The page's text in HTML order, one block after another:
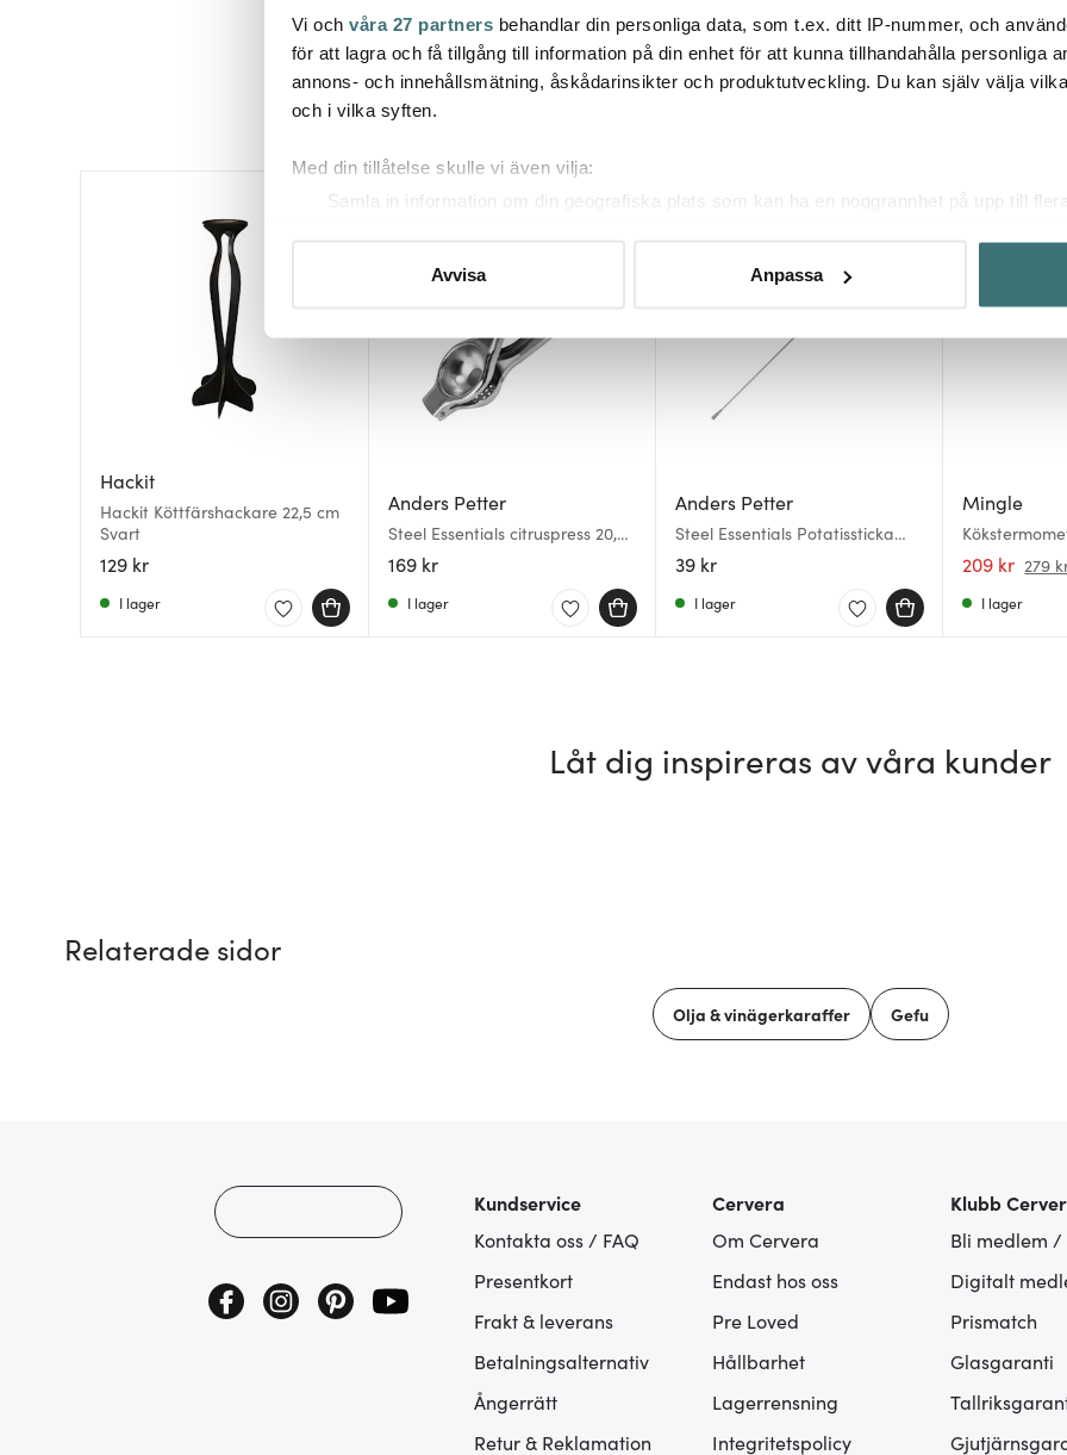
Vi och våra 27 partners behandlar din personliga data, som t.ex. ditt IP-nummer, och
för att lagra och få tillgång till information på din enhet för att kunna tillhandahålla personliga
annons- och innehållsmätning, åskådarinsikter och produktutveckling. Du kan själv välja
och i vilka syften.
Med din tillåtelse skulle vi även vilja:
Samla in information om din geografiska plats som kan ha en noggrannhet på upp till
eller dra tillbaka ditt samtycke när som helst från cookie-förklaringen.
Vi använder cookies för att innehållet och annonserna ska anpassas efter det som vi tror att
att vi kan analysera vår trafik och göra hemsidan ännu bättre. Du bestämmer själv vilka
Avvisa Anpassa
Du kanske också gillar
Hackit
Hackit Köttfärshackare 22,5 cm
Svart
129 kr
I lager
Anders Petter
Steel Essentials citruspress 20,5
cm borstad
169 kr
I lager
Anders Petter
Steel Essentials Potatissticka
15,5 cm stål/svart
39 kr
I lager
Mingle
209 kr 279
I lager
Låt dig inspireras av våra kunder
Relaterade sidor
Olja & vinägerkaraffer Gefu
Kundservice
Kontakta oss / FAQ
Presentkort
Frakt & leverans
Betalningsalternativ
Ångerrätt
Retur & Reklamation
Cervera
Om Cervera
Endast hos oss
Pre Loved
Hållbarhet
Lagerrensning
Integritetspolicy
Klubb
Bli medlem /
Digitalt
Prismatch
Glasgaranti